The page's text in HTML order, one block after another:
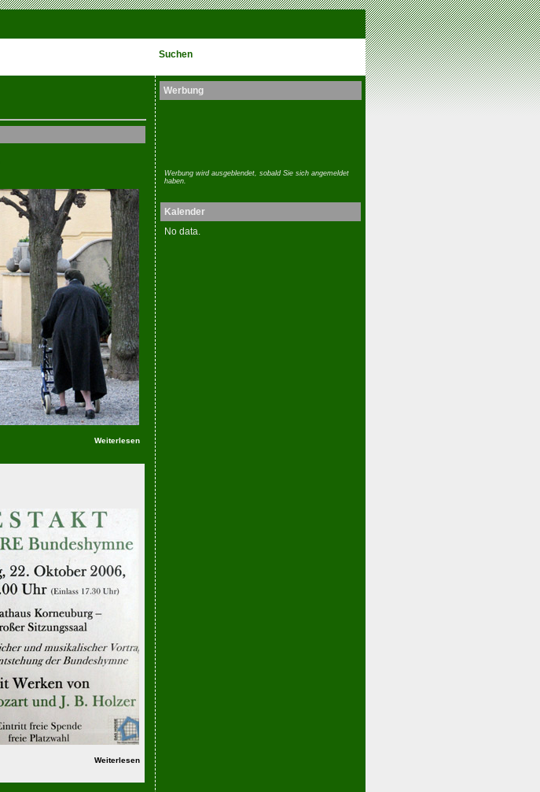
Suchen
Weiterlesen
Weiterlesen
Werbung
Werbung wird ausgeblendet, sobald Sie sich angemeldet
haben.
Kalender
No data.